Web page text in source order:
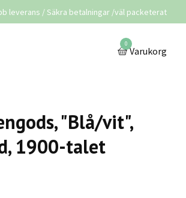
leverans / Säkra betalningar /väl packeterat
0
Varukorg
"Blå/vit",
1900-talet